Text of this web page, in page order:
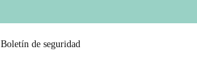
Boletín de seguridad